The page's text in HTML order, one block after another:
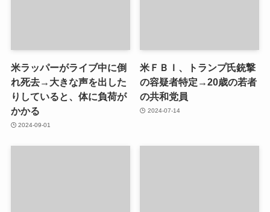
米ラッパーがライブ中に倒
れ死去→大きな声を出した
りしていると、体に負荷が
かかる
2024-09-01
米ＦＢＩ、トランプ氏銃撃
の容疑者特定→20歳の若者
の共和党員
2024-07-14